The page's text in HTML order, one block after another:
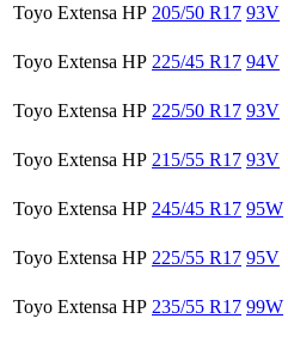
Toyo Extensa HP 205/50 R17 93V
Toyo Extensa HP 225/45 R17 94V
Toyo Extensa HP 225/50 R17 93V
Toyo Extensa HP 215/55 R17 93V
Toyo Extensa HP 245/45 R17 95W
Toyo Extensa HP 225/55 R17 95V
Toyo Extensa HP 235/55 R17 99W